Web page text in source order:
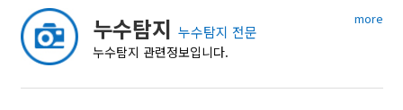
more
누수탐지 누수탐지 전문
누수탐지 관련정보입니다.